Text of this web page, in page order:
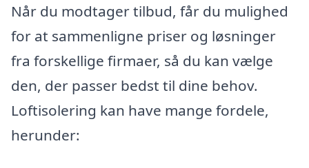
Når du modtager tilbud, får du mulighed
for at sammenligne priser og løsninger
fra forskellige firmaer, så du kan vælge
den, der passer bedst til dine behov.
Loftisolering kan have mange fordele,
herunder: